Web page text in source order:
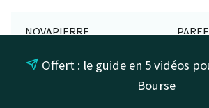
NOVAPIERRE
Offert : le guide en 5 vidéos
Bourse